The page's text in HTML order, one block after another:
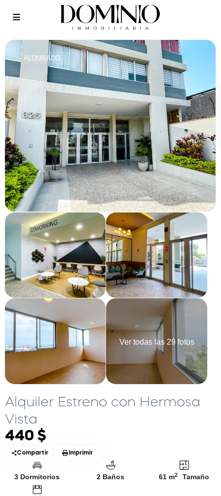
ALQUILADO
Ver todas las 29 fotos
Alquiler Estreno con Hermosa
Vista
440 $
Compartir Imprimir
3 Dormitorios 2 Baños 61 m2 Tamaño